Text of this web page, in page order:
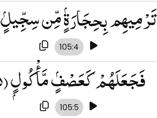
تَرْمِيهِم بِحِجَارَةٍۢ مِّن سِجِّيلٍۢ
105:4
فَجَعَلَهُمْ كَعَصْفٍۢ مَّأْكُولٍۭ(۵)
105:5